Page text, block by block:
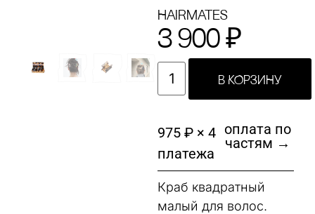
Hairmates
3 900 ₽
В КОРЗИНУ
975 ₽ × 4
платежа
оплата по
частям →
Краб квадратный
малый для волос.